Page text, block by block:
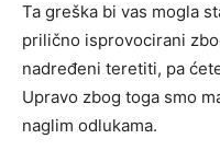
Ta greška bi vas mogla
prilično isprovocirani
nadređeni teretiti, pa
Upravo zbog toga smo
naglim odlukama.